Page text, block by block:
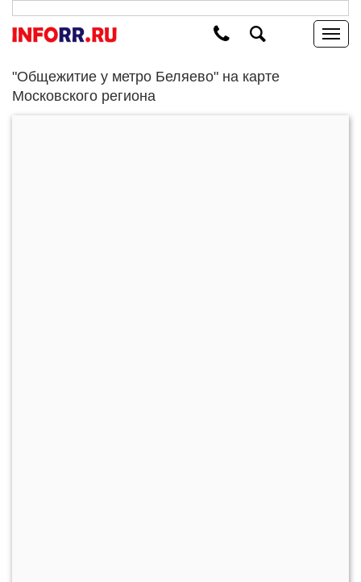
"Общежитие у метро Беляево" на карте
Московского региона